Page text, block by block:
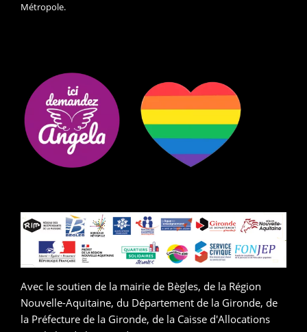
Métropole.
Avec le soutien de la mairie de Bègles, de la Région
Nouvelle-Aquitaine, du Département de la Gironde, de
la Préfecture de la Gironde, de la Caisse d'Allocations